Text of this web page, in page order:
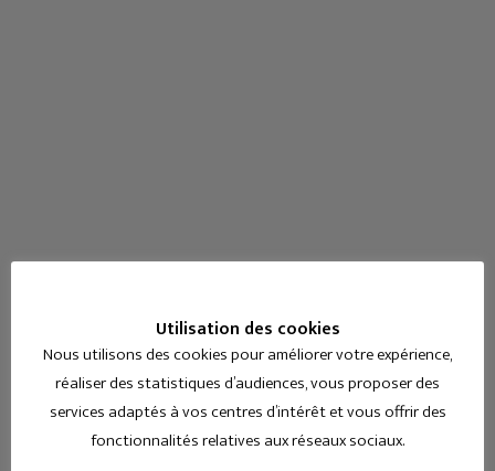
Utilisation des cookies
Nous utilisons des cookies pour améliorer votre expérience,
réaliser des statistiques d’audiences, vous proposer des
services adaptés à vos centres d’intérêt et vous offrir des
fonctionnalités relatives aux réseaux sociaux.